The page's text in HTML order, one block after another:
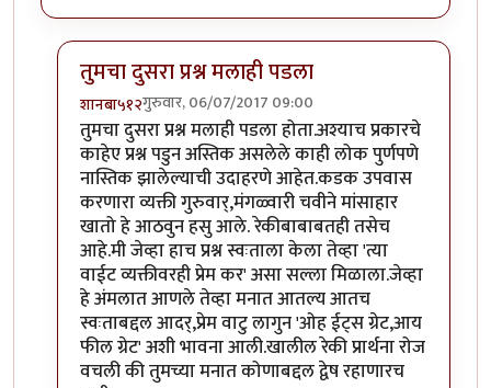
तुमचा दुसरा प्रश्न मलाही पडला
शानबा५१२गुरुवार, 06/07/2017 09:00
In reply toऐकलं आहे हे रेकी प्रकरण. पणbyज्योति अळवणी
तुमचा दुसरा प्रश्न मलाही पडला होता.अश्याच प्रकारचे
काहेए प्रश्न पडुन अस्तिक असलेले काही लोक पुर्णपणे
नास्तिक झालेल्याची उदाहरणे आहेत.कडक उपवास
करणारा व्यक्ती गुरुवार्,मंगळ्वारी चवीने मांसाहार
खातो हे आठवुन हसु आले. रेकीबाबाबतही तसेच
आहे.मी जेव्हा हाच प्रश्न स्वःताला केला तेव्हा 'त्या
वाईट व्यक्तीवरही प्रेम कर' असा सल्ला मिळाला.जेव्हा
हे अंमलात आणले तेव्हा मनात आतल्य आतच
स्वःताबद्दल आदर्,प्रेम वाटु लागुन 'ओह ईट्स ग्रेट,आय
फील ग्रेट' अशी भावना आली.खालील रेकी प्रार्थना रोज
वचली की तुमच्या मनात कोणाबद्दल द्वेष रहाणारच